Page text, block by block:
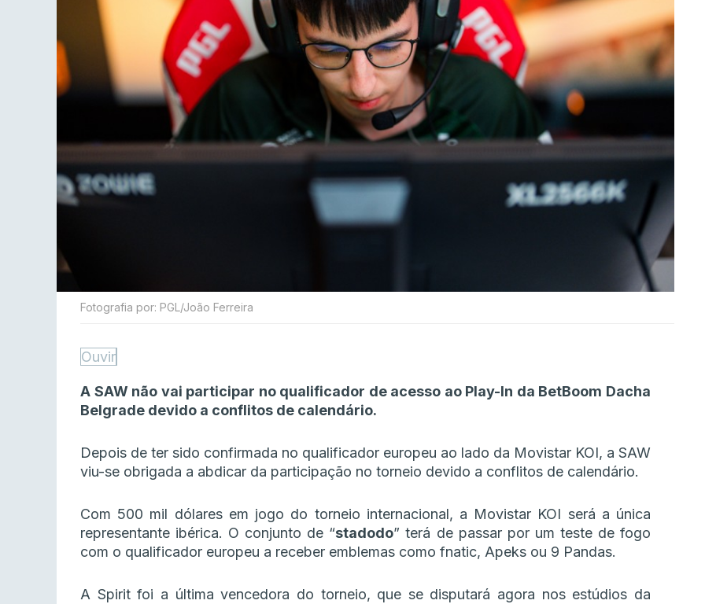
Fotografia por: PGL/João Ferreira
Ouvir
A SAW não vai participar no qualificador de acesso ao Play-In da BetBoom Dacha
Belgrade devido a conflitos de calendário.
Depois de ter sido confirmada no qualificador europeu ao lado da Movistar KOI, a SAW
viu-se obrigada a abdicar da participação no torneio devido a conflitos de calendário.
Com 500 mil dólares em jogo do torneio internacional, a Movistar KOI será a única
representante ibérica. O conjunto de “stadodo” terá de passar por um teste de fogo
com o qualificador europeu a receber emblemas como fnatic, Apeks ou 9 Pandas.
A Spirit foi a última vencedora do torneio, que se disputará agora nos estúdios da